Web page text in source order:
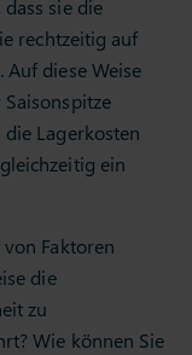
sie die
rechtzeitig auf
diese Weise
Lagerkosten
ein
Faktoren
die
zu
Wie können Sie